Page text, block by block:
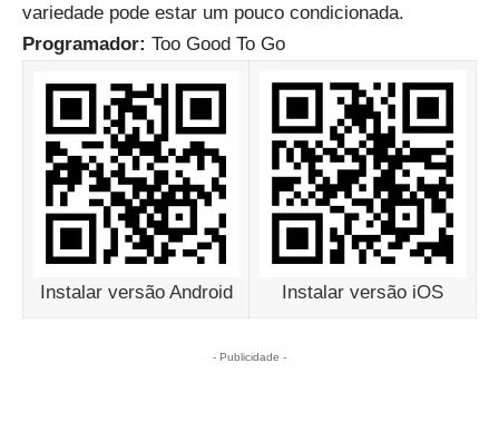
variedade pode estar um pouco condicionada.
Programador: Too Good To Go
Instalar versão Android Instalar versão iOS
- Publicidade -